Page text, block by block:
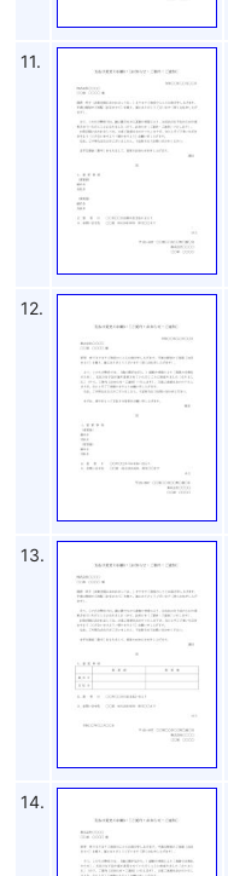
11.
12.
13.
14.